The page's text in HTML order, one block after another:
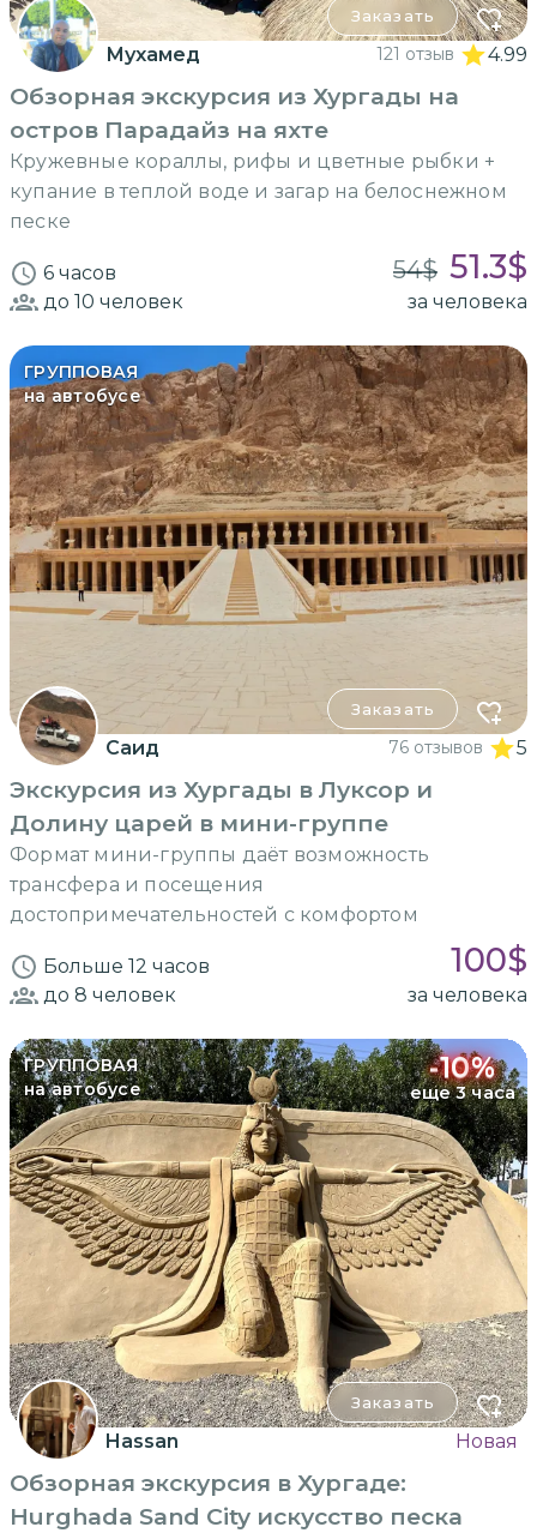
Заказать
Мухамед 121 отзыв 4.99
Обзорная экскурсия из Хургады на
остров Парадайз на яхте
Кружевные кораллы, рифы и цветные рыбки +
купание в теплой воде и загар на белоснежном
песке
6 часов 54$ 51.3$
до 10 человек за человека
ГРУППОВАЯ
на автобусе
Заказать
Саид 76 отзывов 5
Экскурсия из Хургады в Луксор и
Долину царей в мини-группе
Формат мини-группы даёт возможность
трансфера и посещения
достопримечательностей с комфортом
Больше 12 часов 100$
до 8 человек за человека
ГРУППОВАЯ
на автобусе
-10%
еще 3 часа
Заказать
Hassan Новая
Обзорная экскурсия в Хургаде:
Hurghada Sand City искусство песка